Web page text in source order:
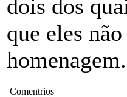
dois dos
que eles
homenagem.
Comentrios